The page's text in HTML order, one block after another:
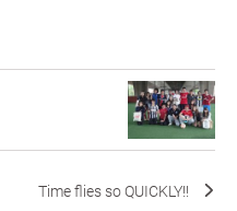
Time flies so QUICKLY!!